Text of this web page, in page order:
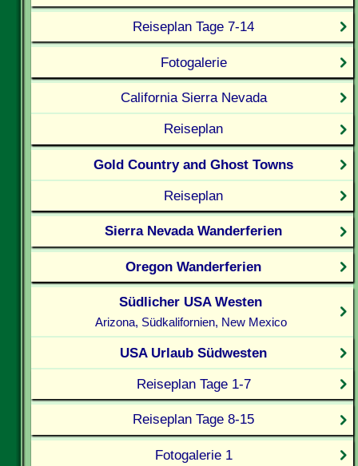
Reiseplan Tage 7-14
Fotogalerie
California Sierra Nevada
Reiseplan
Gold Country and Ghost Towns
Reiseplan
Sierra Nevada Wanderferien
Oregon Wanderferien
Südlicher USA Westen
Arizona, Südkalifornien, New Mexico
USA Urlaub Südwesten
Reiseplan Tage 1-7
Reiseplan Tage 8-15
Fotogalerie 1